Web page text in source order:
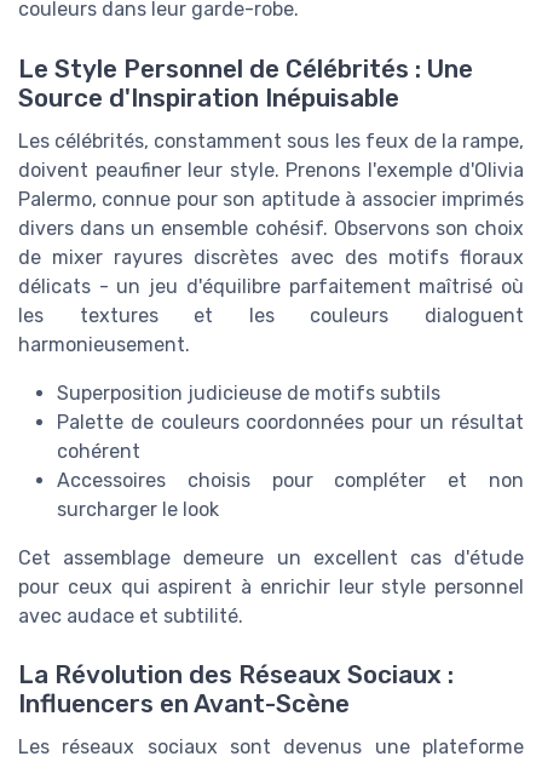
couleurs dans leur garde-robe.
Le Style Personnel de Célébrités : Une
Source d'Inspiration Inépuisable
Les célébrités, constamment sous les feux de la rampe,
doivent peaufiner leur style. Prenons l'exemple d'Olivia
Palermo, connue pour son aptitude à associer imprimés
divers dans un ensemble cohésif. Observons son choix
de mixer rayures discrètes avec des motifs floraux
délicats - un jeu d'équilibre parfaitement maîtrisé où
les textures et les couleurs dialoguent
harmonieusement.
Superposition judicieuse de motifs subtils
Palette de couleurs coordonnées pour un résultat
cohérent
Accessoires choisis pour compléter et non
surcharger le look
Cet assemblage demeure un excellent cas d'étude
pour ceux qui aspirent à enrichir leur style personnel
avec audace et subtilité.
La Révolution des Réseaux Sociaux :
Influencers en Avant-Scène
Les réseaux sociaux sont devenus une plateforme